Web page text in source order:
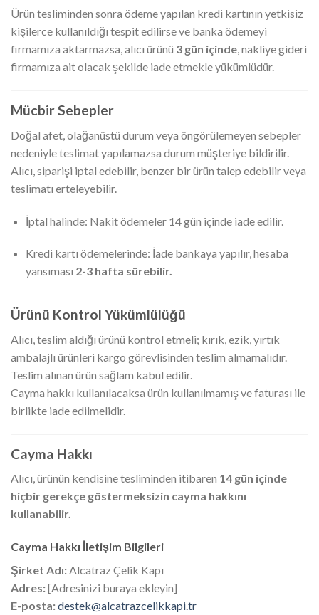
Ürün tesliminden sonra ödeme yapılan kredi kartının yetkisiz
kişilerce kullanıldığı tespit edilirse ve banka ödemeyi
firmamıza aktarmazsa, alıcı ürünü 3 gün içinde, nakliye gideri
firmamıza ait olacak şekilde iade etmekle yükümlüdür.
Mücbir Sebepler
Doğal afet, olağanüstü durum veya öngörülemeyen sebepler
nedeniyle teslimat yapılamazsa durum müşteriye bildirilir.
Alıcı, siparişi iptal edebilir, benzer bir ürün talep edebilir veya
teslimatı erteleyebilir.
İptal halinde: Nakit ödemeler 14 gün içinde iade edilir.
Kredi kartı ödemelerinde: İade bankaya yapılır, hesaba
yansıması 2-3 hafta sürebilir.
Ürünü Kontrol Yükümlülüğü
Alıcı, teslim aldığı ürünü kontrol etmeli; kırık, ezik, yırtık
ambalajlı ürünleri kargo görevlisinden teslim almamalıdır.
Teslim alınan ürün sağlam kabul edilir.
Cayma hakkı kullanılacaksa ürün kullanılmamış ve faturası ile
birlikte iade edilmelidir.
Cayma Hakkı
Alıcı, ürünün kendisine tesliminden itibaren 14 gün içinde
hiçbir gerekçe göstermeksizin cayma hakkını
kullanabilir.
Cayma Hakkı İletişim Bilgileri
Şirket Adı:Alcatraz Çelik Kapı
Adres:[Adresinizi buraya ekleyin]
E-posta:destek@alcatrazcelikkapi.tr